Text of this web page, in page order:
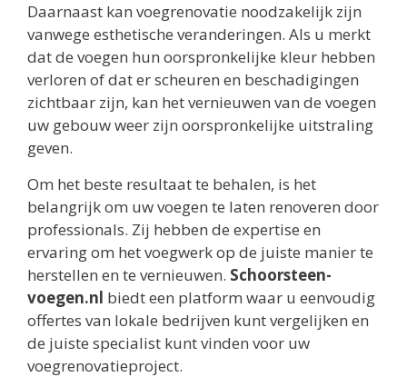
Daarnaast kan voegrenovatie noodzakelijk zijn
vanwege esthetische veranderingen. Als u merkt
dat de voegen hun oorspronkelijke kleur hebben
verloren of dat er scheuren en beschadigingen
zichtbaar zijn, kan het vernieuwen van de voegen
uw gebouw weer zijn oorspronkelijke uitstraling
geven.
Om het beste resultaat te behalen, is het
belangrijk om uw voegen te laten renoveren door
professionals. Zij hebben de expertise en
ervaring om het voegwerk op de juiste manier te
herstellen en te vernieuwen. Schoorsteen-
voegen.nl biedt een platform waar u eenvoudig
offertes van lokale bedrijven kunt vergelijken en
de juiste specialist kunt vinden voor uw
voegrenovatieproject.